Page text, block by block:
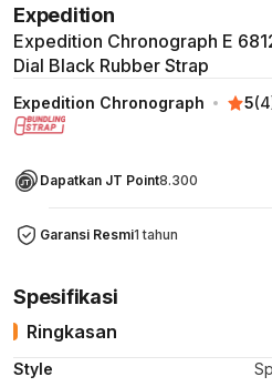
Expedition
Expedition Chronograph E
Dial Black Rubber Strap
Expedition Chronograph 5(4
Dapatkan JT Point8.300
Garansi Resmi1 tahun
Spesifikasi
Ringkasan
Style